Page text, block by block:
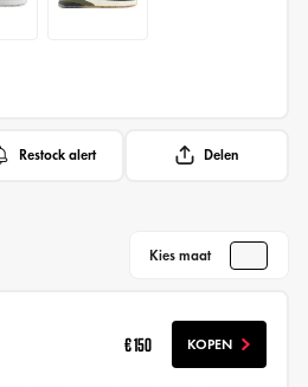
Restock alert Delen
Kies maat
€ 150 KOPEN